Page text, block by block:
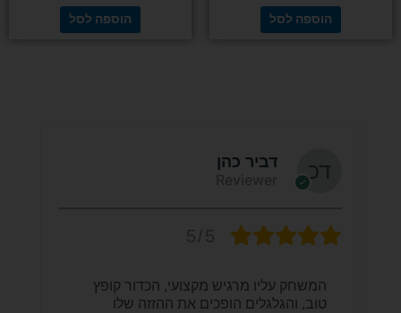
הוספה לסל הוספה לסל
דביר כהן
Reviewer
המשחק עליו מרגיש מקצועי, הכדור קופץ
טוב, והגלגלים הופכים את ההזזה שלו